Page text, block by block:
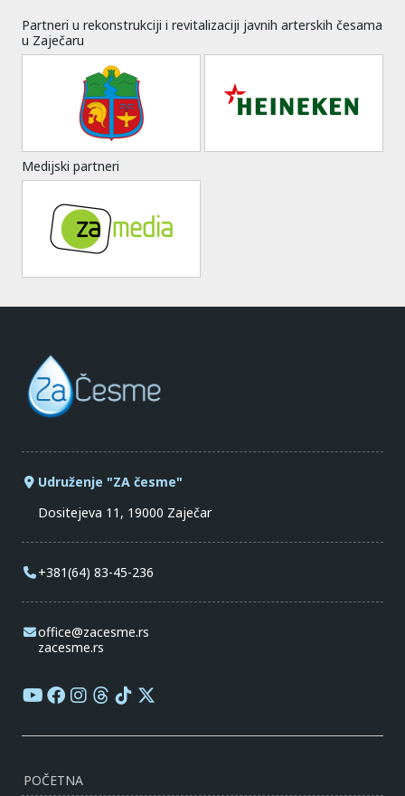
Partneri u rekonstrukciji i revitalizaciji javnih arterskih česama
u Zaječaru
Medijski partneri
Udruženje "ZA česme"
Dositejeva 11, 19000 Zaječar
+381(64) 83-45-236
office@zacesme.rs
zacesme.rs
POČETNA